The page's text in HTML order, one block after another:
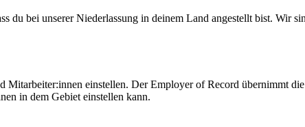
du bei unserer Niederlassung in deinem Land angestellt bist. Wir
einstellen. Der Employer of Record übernimmt
in dem Gebiet einstellen kann.